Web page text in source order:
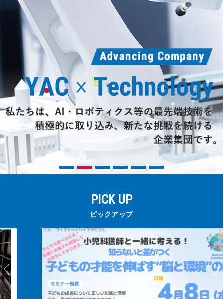
PICK UP
ピックアップ
大倉電気株式会社
株式会社ワイエイシイデンコー
ワイエイシイマシナリー株式会社
JEインターナショナル株式会社
株式会社テクノオプティス
三和電気計器株式会社